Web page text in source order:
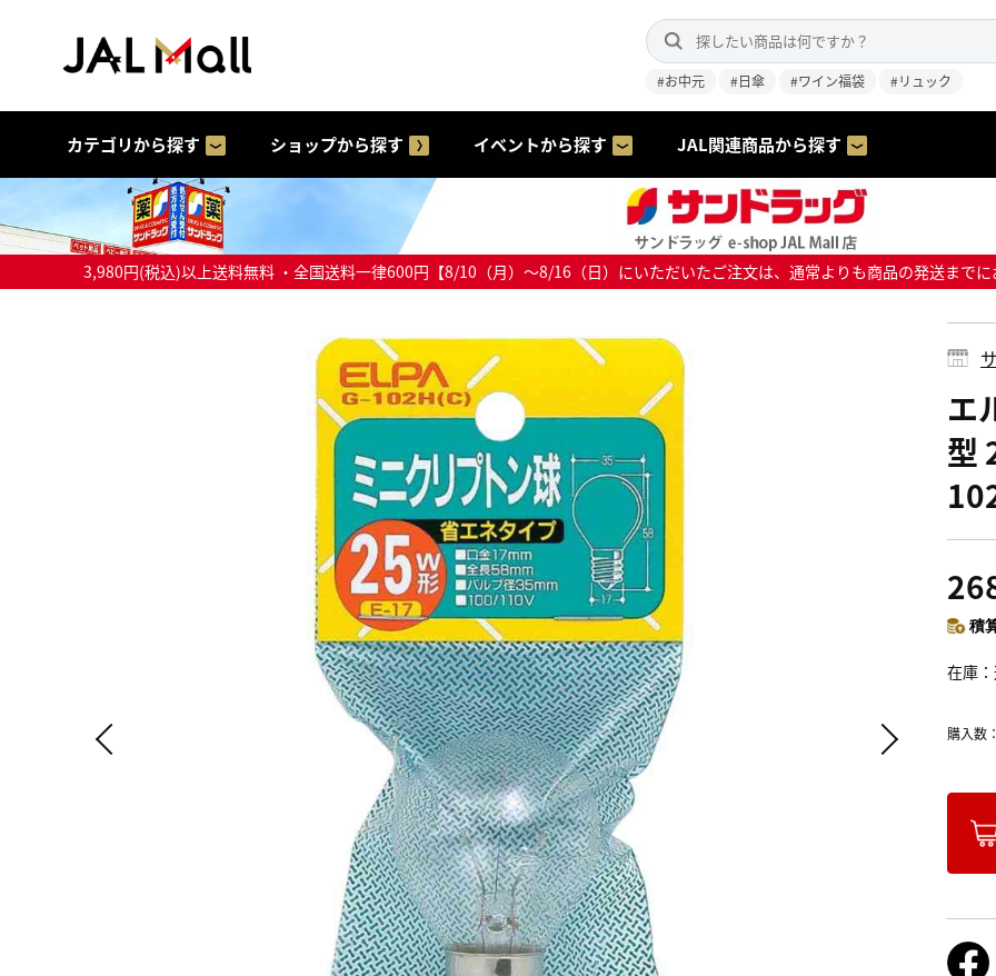
#お中元 #日傘 #ワイン福袋 #リュック
カテゴリから探す ショップから探す イベントから探す JAL関連商品から探す
3,980円(税込)以上送料無料 ・全国送料一律600円【8/10（月）～8/16（日）にいただいたご注文は、通常よりも商品の発送まで
エ
型
積
在庫
購入数